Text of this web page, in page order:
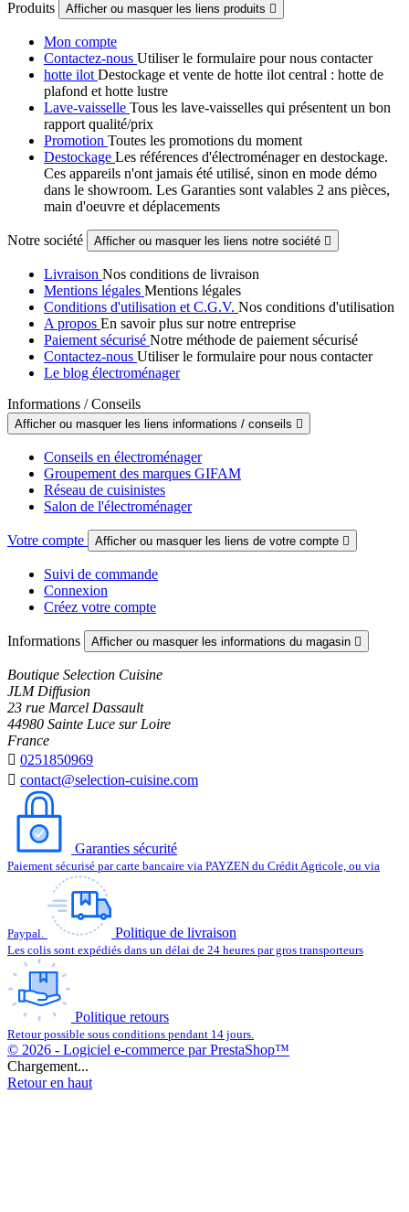
Produits Afficher ou masquer les liens produits 
Mon compte
Contactez-nous Utiliser le formulaire pour nous contacter
hotte ilot Destockage et vente de hotte ilot central : hotte de
plafond et hotte lustre
Lave-vaisselle Tous les lave-vaisselles qui présentent un bon
rapport qualité/prix
Promotion Toutes les promotions du moment
Destockage Les références d'électroménager en destockage.
Ces appareils n'ont jamais été utilisé, sinon en mode démo
dans le showroom. Les Garanties sont valables 2 ans pièces,
main d'oeuvre et déplacements
Notre société Afficher ou masquer les liens notre société 
Livraison Nos conditions de livraison
Mentions légales Mentions légales
Conditions d'utilisation et C.G.V. Nos conditions d'utilisation
A propos En savoir plus sur notre entreprise
Paiement sécurisé Notre méthode de paiement sécurisé
Contactez-nous Utiliser le formulaire pour nous contacter
Le blog électroménager
Informations / Conseils
Afficher ou masquer les liens informations / conseils 
Conseils en électroménager
Groupement des marques GIFAM
Réseau de cuisinistes
Salon de l'électroménager
Votre compte Afficher ou masquer les liens de votre compte 
Suivi de commande
Connexion
Créez votre compte
Informations Afficher ou masquer les informations du magasin 
Boutique Selection Cuisine
JLM Diffusion
23 rue Marcel Dassault
44980 Sainte Luce sur Loire
France
 0251850969
 contact@selection-cuisine.com
Garanties sécurité
Paiement sécurisé par carte bancaire via PAYZEN du Crédit Agricole, ou via
Paypal. Politique de livraison
Les colis sont expédiés dans un délai de 24 heures par gros transporteurs
Politique retours
Retour possible sous conditions pendant 14 jours.
© 2026 - Logiciel e-commerce par PrestaShop™
Chargement...
Retour en haut